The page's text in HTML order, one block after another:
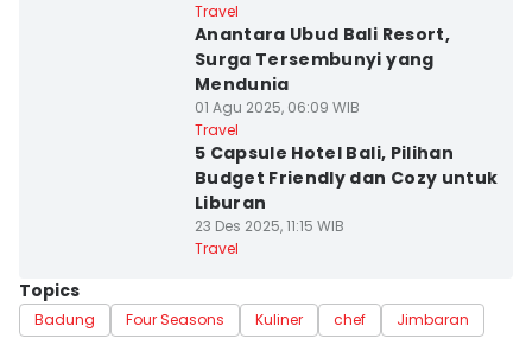
Travel
Anantara Ubud Bali Resort,
Surga Tersembunyi yang
Mendunia
01 Agu 2025, 06:09 WIB
Travel
5 Capsule Hotel Bali, Pilihan
Budget Friendly dan Cozy untuk
Liburan
23 Des 2025, 11:15 WIB
Travel
Topics
Badung Four Seasons Kuliner chef Jimbaran